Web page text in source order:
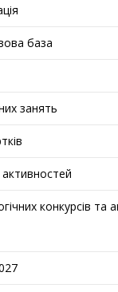
база
занять
конкурсів та